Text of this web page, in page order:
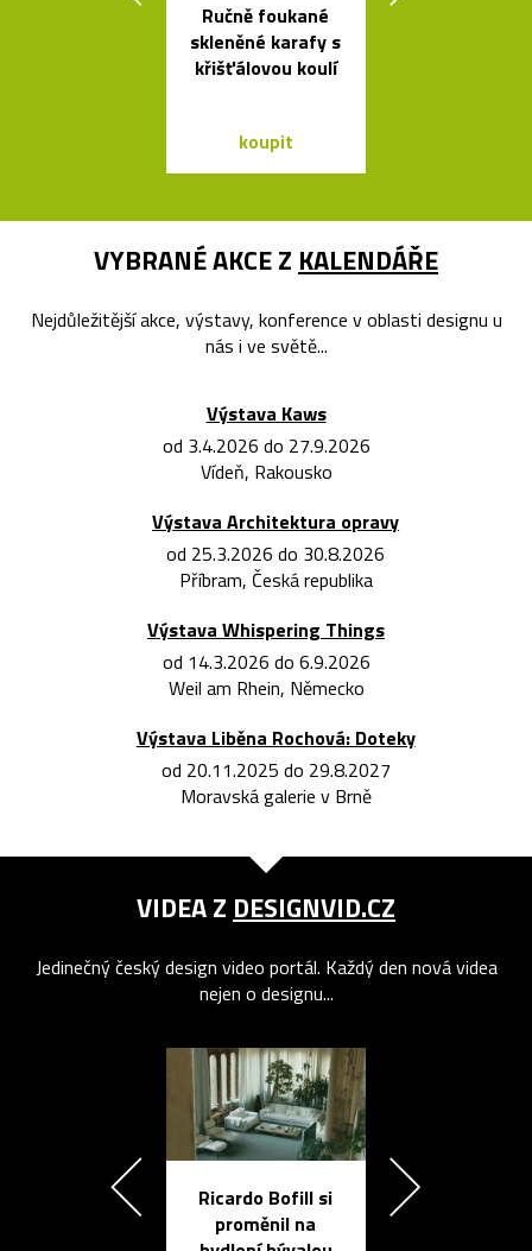
Ručně foukané
skleněné karafy s
křišťálovou koulí
koupit
VYBRANÉ AKCE Z KALENDÁŘE
Nejdůležitější akce, výstavy, konference v oblasti designu u
nás i ve světě...
Výstava Kaws
od 3.4.2026 do 27.9.2026
Vídeň, Rakousko
Výstava Architektura opravy
od 25.3.2026 do 30.8.2026
Příbram, Česká republika
Výstava Whispering Things
od 14.3.2026 do 6.9.2026
Weil am Rhein, Německo
Výstava Liběna Rochová: Doteky
od 20.11.2025 do 29.8.2027
Moravská galerie v Brně
VIDEA Z DESIGNVID.CZ
Jedinečný český design video portál. Každý den nová videa
nejen o designu...
Ricardo Bofill si
proměnil na